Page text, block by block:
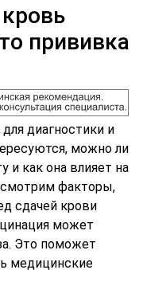
прививка
диагностики и
можно ли
и как она влияет на
факторы,
сдачей крови
может
Это поможет
медицинские